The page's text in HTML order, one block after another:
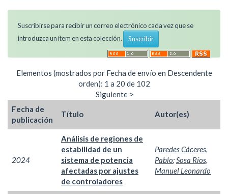
Suscribirse para recibir un correo electrónico cada vez que se
introduzca un ítem en esta colección.
Elementos (mostrados por Fecha de envío en Descendente
orden): 1 a 20 de 102
Siguiente >
Fecha de
publicación
Título Autor(es)
2024
Análisis de regiones de
estabilidad de un
sistema de potencia
afectadas por ajustes
de controladores
Paredes Cáceres,
Pablo;Sosa Ríos,
Manuel Leonardo